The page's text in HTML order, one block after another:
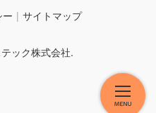
サイトマップ
ック株式会社.